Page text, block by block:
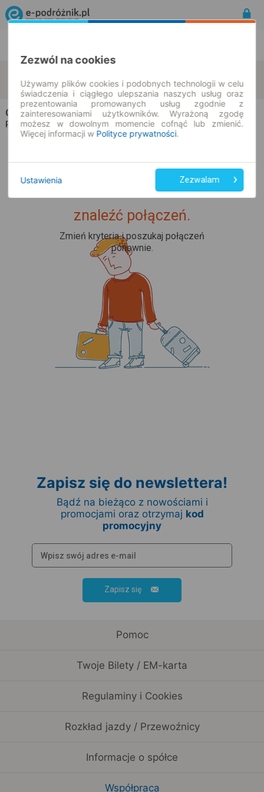
09.08.2026 | -- : --
zmień kryteria
Champion Travelna trasie Zwota → Ulm
Rozkład jazdy i bilety |Wszyscy przewoźnicy
Upss... Nie udało nam się
znaleźć połączeń.
Zmień kryteria i poszukaj połączeń
ponownie.
Zapisz się do newslettera!
Bądź na bieżąco z nowościami i
promocjami oraz otrzymaj kod
promocyjny
Zapisz się
Pomoc
Twoje Bilety / EM-karta
Regulaminy i Cookies
Rozkład jazdy / Przewoźnicy
Informacje o spółce
Współpraca
Zezwól na cookies
Używamy plików cookies i podobnych technologii w celu
świadczenia i ciągłego ulepszania naszych usług oraz
prezentowania promowanych usług zgodnie z
zainteresowaniami użytkowników. Wyrażoną zgodę
możesz w dowolnym momencie cofnąć lub zmienić.
Więcej informacji w Polityce prywatności.
Ustawienia Zezwalam